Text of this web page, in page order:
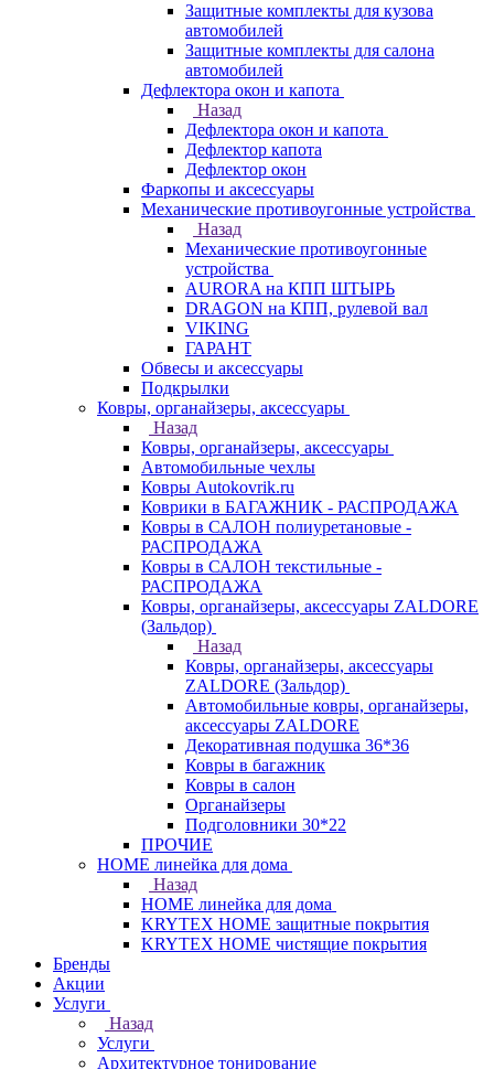
Защитные комплекты для кузова
автомобилей
Защитные комплекты для салона
автомобилей
Дефлектора окон и капота
Назад
Дефлектора окон и капота
Дефлектор капота
Дефлектор окон
Фаркопы и аксессуары
Механические противоугонные устройства
Назад
Механические противоугонные
устройства
AURORA на КПП ШТЫРЬ
DRAGON на КПП, рулевой вал
VIKING
ГАРАНТ
Обвесы и аксессуары
Подкрылки
Ковры, органайзеры, аксессуары
Назад
Ковры, органайзеры, аксессуары
Автомобильные чехлы
Ковры Autokovrik.ru
Коврики в БАГАЖНИК - РАСПРОДАЖА
Ковры в САЛОН полиуретановые -
РАСПРОДАЖА
Ковры в САЛОН текстильные -
РАСПРОДАЖА
Ковры, органайзеры, аксессуары ZALDORE
(Зальдор)
Назад
Ковры, органайзеры, аксессуары
ZALDORE (Зальдор)
Автомобильные ковры, органайзеры,
аксессуары ZALDORE
Декоративная подушка 36*36
Ковры в багажник
Ковры в салон
Органайзеры
Подголовники 30*22
ПРОЧИЕ
HOME линейка для дома
Назад
HOME линейка для дома
KRYTEX HOME защитные покрытия
KRYTEX HOME чистящие покрытия
Бренды
Акции
Услуги
Назад
Услуги
Архитектурное тонирование